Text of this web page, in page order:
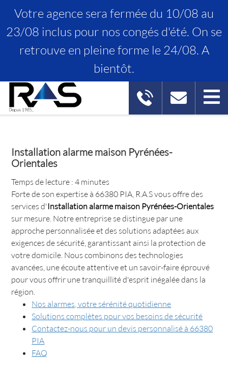
Votre agence sera fermée du 10/08 au
23/08 inclus pour nos congés d'été. On se
retrouve en pleine forme le 24/08. A
bientôt.
INSTALLATION ALARME MAISON
PYRÉNÉES-ORIENTALES
Installation alarme maison Pyrénées-
Orientales
Temps de lecture : 4 minutes
Forte de son expertise à 66380 PIA, R.A.S vous offre des
services d'Installation alarme maison Pyrénées-Orientales
sur mesure. Notre entreprise se distingue par une
approche personnalisée et des solutions adaptées aux
exigences de sécurité, garantissant ainsi la protection de
votre domicile. Nous combinons des technologies
avancées, une écoute attentive et un savoir-faire éprouvé
pour vous offrir une tranquillité d'esprit inégalée dans la
région.
Nos alarmes, votre sérénité quotidienne
Solutions complètes pour vos besoins de sécurité
Contactez-nous pour un devis personnalisé à 66380
PIA
FAQ